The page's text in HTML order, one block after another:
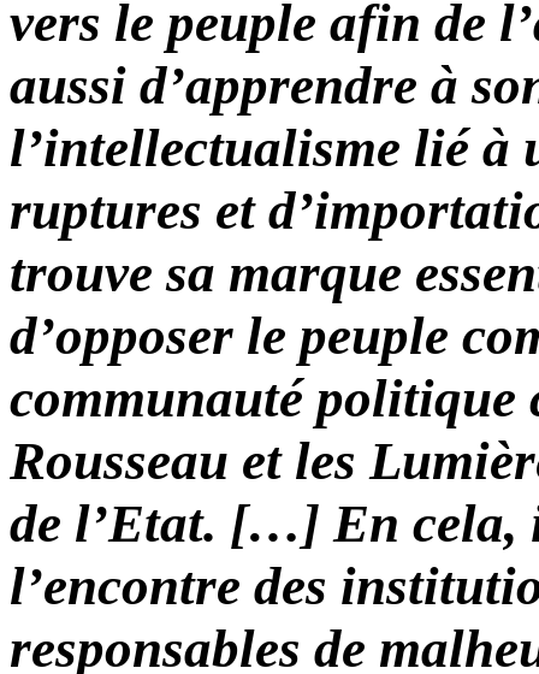
vers le peuple afin de
aussi d’apprendre à
l’intellectualisme lié à
ruptures et
trouve sa marque
d’opposer le peuple
communauté politique
Rousseau et les
de l’Etat. […] En cela,
l’encontre des
responsables de